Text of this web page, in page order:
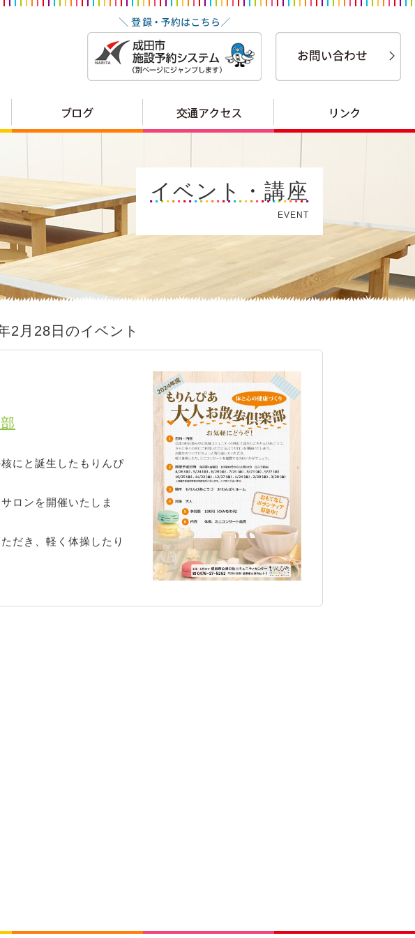
イベント・講座
EVENT
2月28日のイベント
にと誕生したもりんぴ
ロンを開催いたしま
だき、軽く体操したり